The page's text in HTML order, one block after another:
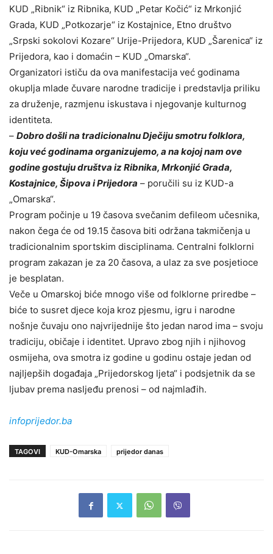
KUD „Ribnik“ iz Ribnika, KUD „Petar Kočić“ iz Mrkonjić
Grada, KUD „Potkozarje“ iz Kostajnice, Etno društvo
„Srpski sokolovi Kozare“ Urije-Prijedora, KUD „Šarenica“ iz
Prijedora, kao i domaćin – KUD „Omarska“.
Organizatori ističu da ova manifestacija već godinama
okuplja mlade čuvare narodne tradicije i predstavlja priliku
za druženje, razmjenu iskustava i njegovanje kulturnog
identiteta.
– Dobro došli na tradicionalnu Dječiju smotru folklora,
koju već godinama organizujemo, a na kojoj nam ove
godine gostuju društva iz Ribnika, Mrkonjić Grada,
Kostajnice, Šipova i Prijedora – poručili su iz KUD-a
„Omarska“.
Program počinje u 19 časova svečanim defileom učesnika,
nakon čega će od 19.15 časova biti održana takmičenja u
tradicionalnim sportskim disciplinama. Centralni folklorni
program zakazan je za 20 časova, a ulaz za sve posjetioce
je besplatan.
Veče u Omarskoj biće mnogo više od folklorne priredbe –
biće to susret djece koja kroz pjesmu, igru i narodne
nošnje čuvaju ono najvrijednije što jedan narod ima – svoju
tradiciju, običaje i identitet. Upravo zbog njih i njihovog
osmijeha, ova smotra iz godine u godinu ostaje jedan od
najljepših događaja „Prijedorskog ljeta“ i podsjetnik da se
ljubav prema nasljeđu prenosi – od najmlađih.
infoprijedor.ba
TAGOVI KUD-Omarska prijedor danas